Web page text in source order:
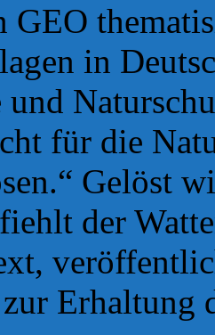
GEO
in
und
für die
Gelöst
der
Erhaltung